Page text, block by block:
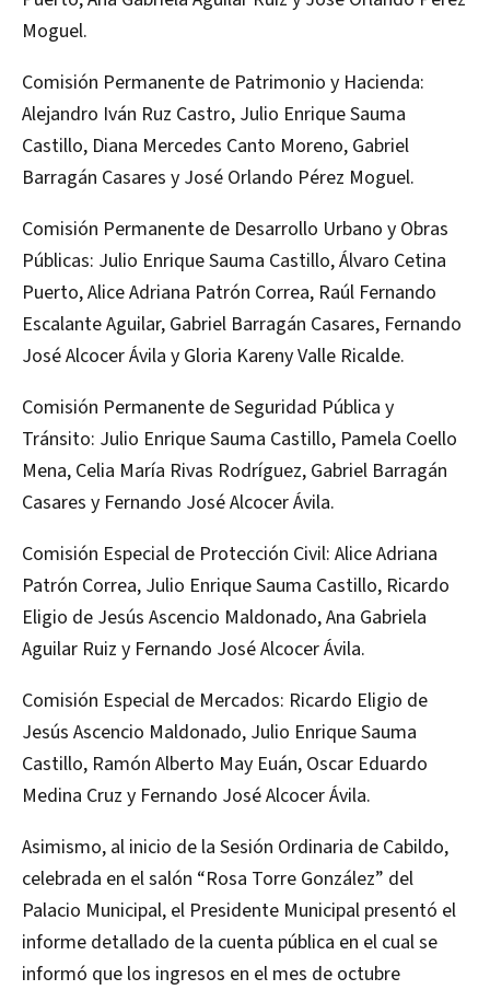
Moguel.
Comisión Permanente de Patrimonio y Hacienda:
Alejandro Iván Ruz Castro, Julio Enrique Sauma
Castillo, Diana Mercedes Canto Moreno, Gabriel
Barragán Casares y José Orlando Pérez Moguel.
Comisión Permanente de Desarrollo Urbano y Obras
Públicas: Julio Enrique Sauma Castillo, Álvaro Cetina
Puerto, Alice Adriana Patrón Correa, Raúl Fernando
Escalante Aguilar, Gabriel Barragán Casares, Fernando
José Alcocer Ávila y Gloria Kareny Valle Ricalde.
Comisión Permanente de Seguridad Pública y
Tránsito: Julio Enrique Sauma Castillo, Pamela Coello
Mena, Celia María Rivas Rodríguez, Gabriel Barragán
Casares y Fernando José Alcocer Ávila.
Comisión Especial de Protección Civil: Alice Adriana
Patrón Correa, Julio Enrique Sauma Castillo, Ricardo
Eligio de Jesús Ascencio Maldonado, Ana Gabriela
Aguilar Ruiz y Fernando José Alcocer Ávila.
Comisión Especial de Mercados: Ricardo Eligio de
Jesús Ascencio Maldonado, Julio Enrique Sauma
Castillo, Ramón Alberto May Euán, Oscar Eduardo
Medina Cruz y Fernando José Alcocer Ávila.
Asimismo, al inicio de la Sesión Ordinaria de Cabildo,
celebrada en el salón “Rosa Torre González” del
Palacio Municipal, el Presidente Municipal presentó el
informe detallado de la cuenta pública en el cual se
informó que los ingresos en el mes de octubre